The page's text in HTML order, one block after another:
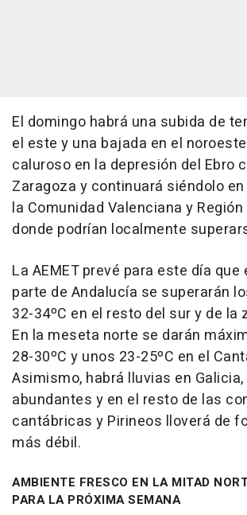
El domingo habrá una subida de
el este y una bajada en el
caluroso en la depresión del Ebro
Zaragoza y continuará siéndolo
la Comunidad Valenciana y
donde podrían localmente
La AEMET prevé para este día que
parte de Andalucía se superarán
32-34ºC en el resto del sur y de la
En la meseta norte se darán
28-30ºC y unos 23-25ºC en el
Asimismo, habrá lluvias en
abundantes y en el resto de las
cantábricas y Pirineos lloverá de
más débil.
AMBIENTE FRESCO EN LA MITAD
PARA LA PRÓXIMA SEMANA